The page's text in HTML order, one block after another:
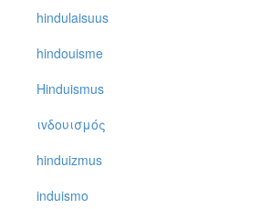
hindulaisuus
hindouisme
Hinduismus
ιvδoυισμός
hinduizmus
induismo